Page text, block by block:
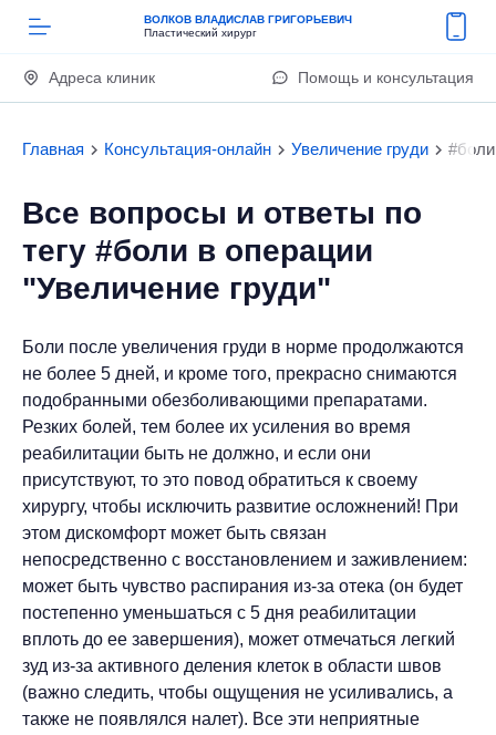
ВОЛКОВ ВЛАДИСЛАВ ГРИГОРЬЕВИЧ
Пластический хирург
Адреса клиник Помощь и консультация
Главная Консультация-онлайн Увеличение груди #боли
Все вопросы и ответы по
тегу #боли в операции
"Увеличение груди"
Боли после увеличения груди в норме продолжаются
не более 5 дней, и кроме того, прекрасно снимаются
подобранными обезболивающими препаратами.
Резких болей, тем более их усиления во время
реабилитации быть не должно, и если они
присутствуют, то это повод обратиться к своему
хирургу, чтобы исключить развитие осложнений! При
этом дискомфорт может быть связан
непосредственно с восстановлением и заживлением:
может быть чувство распирания из-за отека (он будет
постепенно уменьшаться с 5 дня реабилитации
вплоть до ее завершения), может отмечаться легкий
зуд из-за активного деления клеток в области швов
(важно следить, чтобы ощущения не усиливались, а
также не появлялся налет). Все эти неприятные